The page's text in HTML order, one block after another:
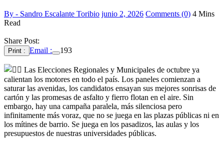
By - Sandro Escalante Toribio junio 2, 2026 Comments (0) 4 Mins
Read
Share Post:
Print : Email : 193
Las Elecciones Regionales y Municipales de octubre ya
calientan los motores en todo el país. Los paneles comienzan a
saturar las avenidas, los candidatos ensayan sus mejores sonrisas de
cartón y las promesas de asfalto y fierro flotan en el aire. Sin
embargo, hay una campaña paralela, más silenciosa pero
infinitamente más voraz, que no se juega en las plazas públicas ni en
los mítines de barrio. Se juega en los pasadizos, las aulas y los
presupuestos de nuestras universidades públicas.